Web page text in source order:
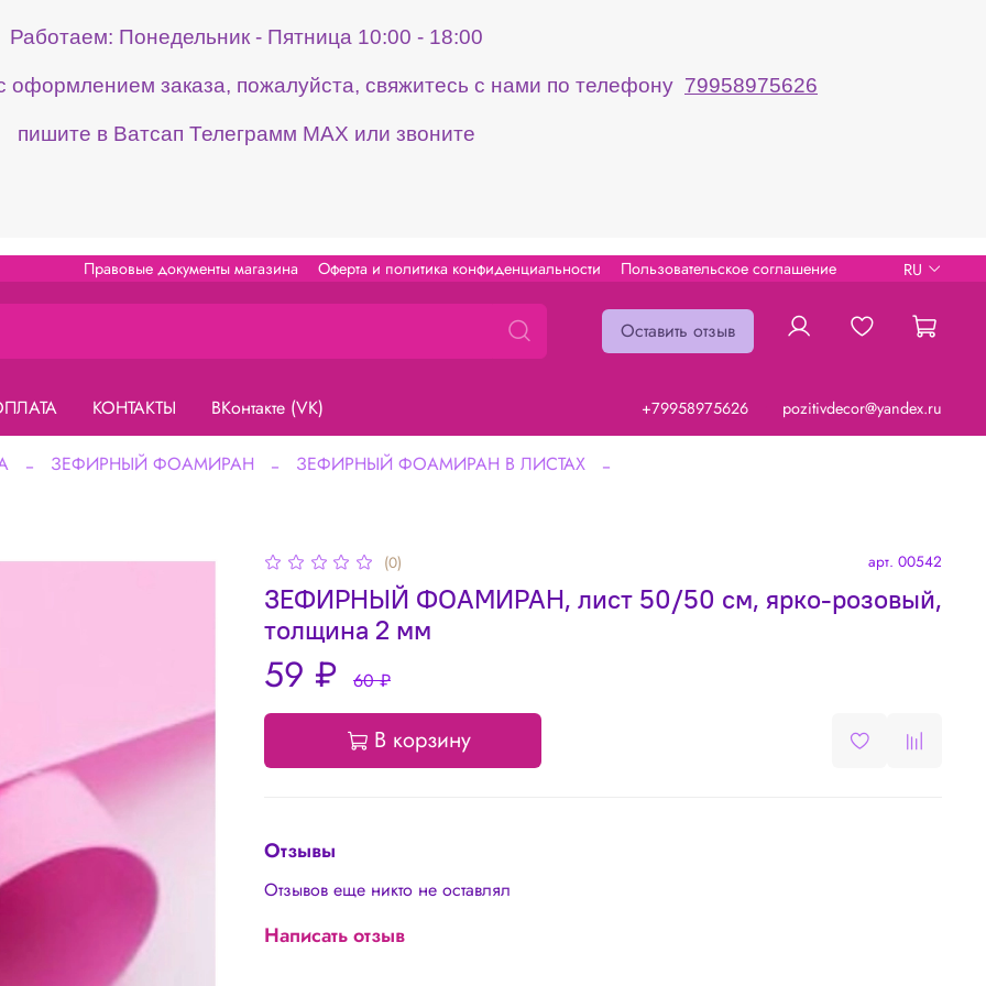
Работаем: Понедельник - Пятница 10:00 - 18:00
оформлением заказа, пожалуйста, свяжитесь с нами по телефону 79958975626
пишите в Ватсап Телеграмм МАХ или звоните
Правовые документы магазина Оферта и политика конфиденциальности Пользовательское соглашение RU
Оставить отзыв
КОНТАКТЫ ВКонтакте (VK) +79958975626 pozitivdecor@yandex.ru
ЗЕФИРНЫЙ ФОАМИРАН ЗЕФИРНЫЙ ФОАМИРАН В ЛИСТАХ
(0) арт. 00542
ЗЕФИРНЫЙ ФОАМИРАН, лист 50/50 см, ярко-розовый,
толщина 2 мм
59 ₽ 60 ₽
В корзину
Отзывы
Отзывов еще никто не оставлял
Написать отзыв